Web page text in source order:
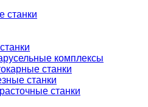
станки
комплексы
станки
станки
станки